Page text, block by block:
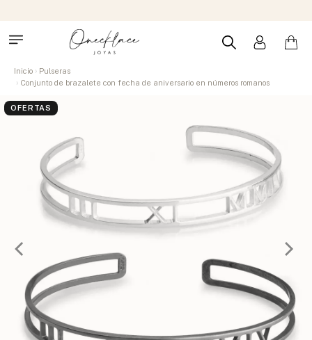
Inicio
Pulseras
Conjunto de brazalete con fecha de aniversario en números romanos
OFERTAS